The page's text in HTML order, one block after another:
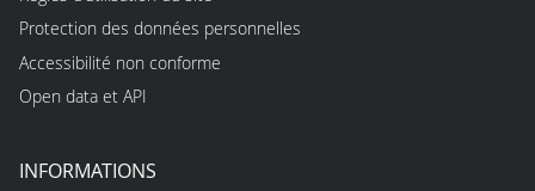
Protection des données personnelles
Accessibilité non conforme
Open data et API
INFORMATIONS